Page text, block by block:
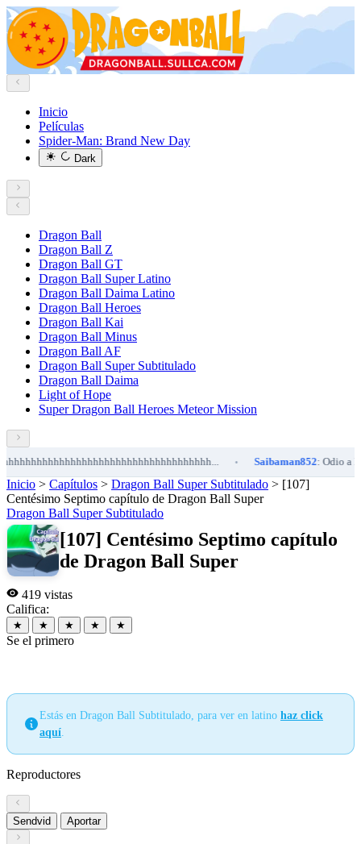
Inicio
Películas
Spider-Man: Brand New Day
Dark
Dragon Ball
Dragon Ball Z
Dragon Ball GT
Dragon Ball Super Latino
Dragon Ball Daima Latino
Dragon Ball Heroes
Dragon Ball Kai
Dragon Ball Minus
Dragon Ball AF
Dragon Ball Super Subtitulado
Dragon Ball Daima
Light of Hope
Super Dragon Ball Heroes Meteor Mission
Saibaman852: Odio a
Inicio > Capítulos > Dragon Ball Super Subtitulado > [107]
Centésimo Septimo capítulo de Dragon Ball Super
Dragon Ball Super Subtitulado
[107] Centésimo Septimo capítulo
de Dragon Ball Super
419 vistas
Califica:
★ ★ ★ ★ ★
Se el primero
Estás en Dragon Ball Subtitulado, para ver en latino haz click
aquí
Reproductores
Sendvid Aportar